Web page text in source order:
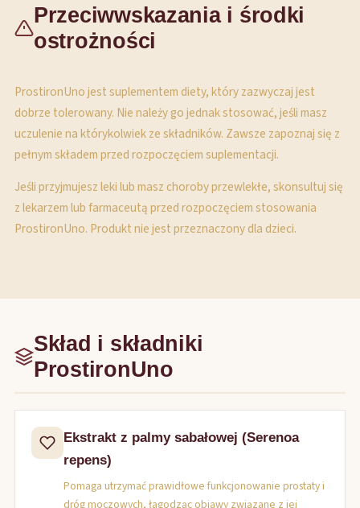
Przeciwwskazania i środki
ostrożności
ProstironUno jest suplementem diety, który zazwyczaj jest
dobrze tolerowany. Nie należy go jednak stosować, jeśli masz
uczulenie na którykolwiek ze składników. Zawsze zapoznaj się z
pełnym składem przed rozpoczęciem suplementacji.
Jeśli przyjmujesz leki lub masz choroby przewlekłe, skonsultuj się
z lekarzem lub farmaceutą przed rozpoczęciem stosowania
ProstironUno. Produkt nie jest przeznaczony dla dzieci.
Skład i składniki
ProstironUno
Ekstrakt z palmy sabałowej (Serenoa
repens)
Pomaga utrzymać prawidłowe funkcjonowanie prostaty i
dróg moczowych, łagodząc objawy związane z jej